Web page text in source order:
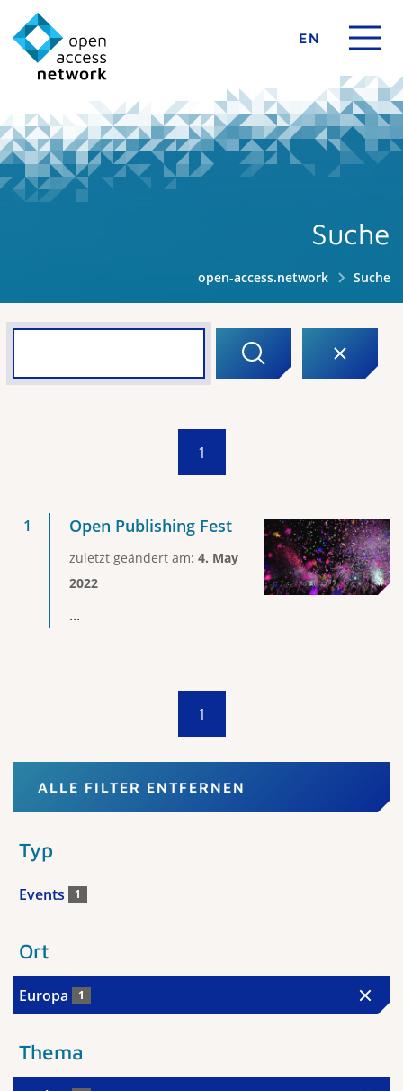
EN
Suche
open-access.network Suche
1
Open Publishing Fest
zuletzt geändert am: 4. May
2022
...
1
ALLE FILTER ENTFERNEN
Typ
Events 1
Ort
Europa 1
Thema